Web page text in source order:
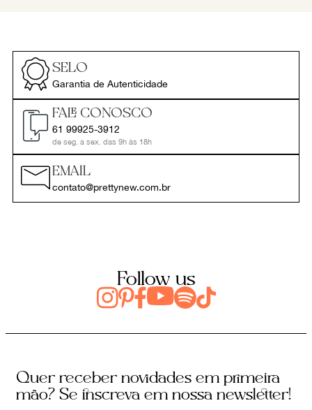
SELO
Garantia de Autenticidade
FALE CONOSCO
61 99925-3912
de seg. a sex. das 9h às 18h
EMAIL
contato@prettynew.com.br
Follow us
Quer receber novidades em primeira
mão? Se inscreva em nossa newsletter!